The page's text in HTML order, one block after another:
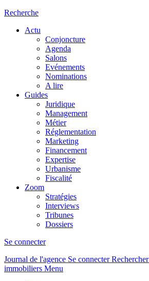
Recherche
Actu
Conjoncture
Agenda
Salons
Evénements
Nominations
A lire
Guides
Juridique
Management
Métier
Réglementation
Marketing
Financement
Expertise
Urbanisme
Fiscalité
Zoom
Stratégies
Interviews
Tribunes
Dossiers
Se connecter
Journal de l'agence Se connecterRechercher
immobiliers Menu